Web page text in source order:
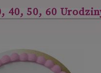
40, 50, 60